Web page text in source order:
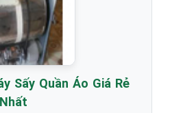
Sấy Quần Áo Giá Rẻ
Nhất